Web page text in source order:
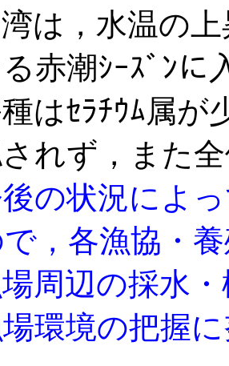
は，水温の上
赤潮ｼｰｽﾞﾝに
はｾﾗﾁｳﾑ属が
れず，また
の状況によ
，各漁協・
周辺の採水
環境の把握